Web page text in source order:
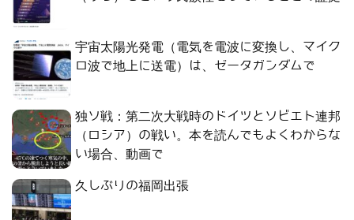
宇宙太陽光発電（電気を電波に変換し、マイク
ロ波で地上に送電）は、ゼータガンダムで
独ソ戦：第二次大戦時のドイツとソビエト連邦
（ロシア）の戦い。本を読んでもよくわからな
い場合、動画で
久しぶりの福岡出張